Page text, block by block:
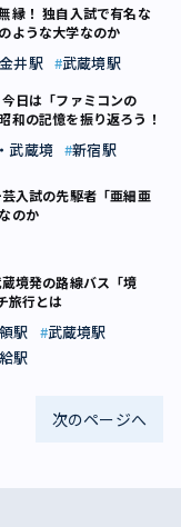
縁！ 独自入試で有名な
ような大学なのか
井駅 武蔵境駅
日は「ファミコンの
和の記憶を振り返ろう！
武蔵境 新宿駅
入試の先駆者「亜細亜
のか
境発の路線バス「境
旅行とは
駅
武蔵境駅
駅
次のページへ